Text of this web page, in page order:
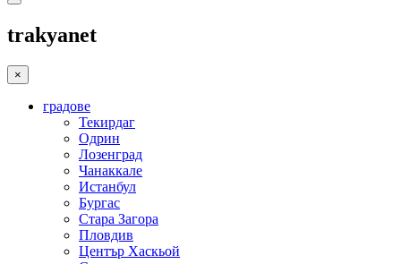
trakyanet
×
градове
Текирдаг
Одрин
Лозенград
Чанаккале
Истанбул
Бургас
Стара Загора
Пловдив
Център Хаскьой